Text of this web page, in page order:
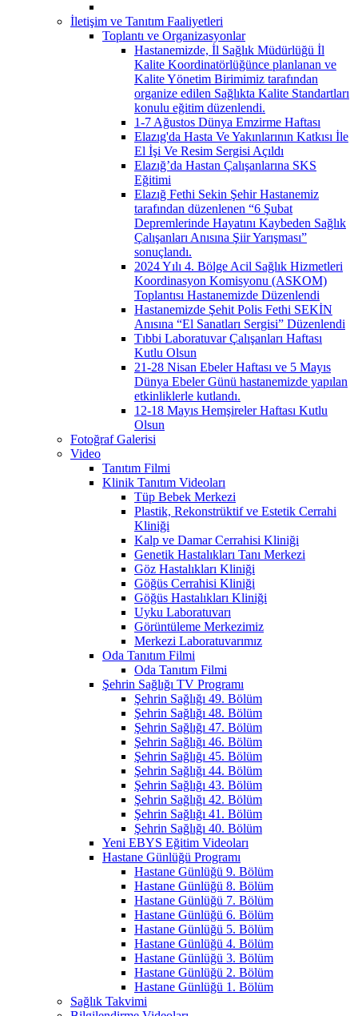
İletişim ve Tanıtım Faaliyetleri
Toplantı ve Organizasyonlar
Hastanemizde, İl Sağlık Müdürlüğü İl
Kalite Koordinatörlüğünce planlanan ve
Kalite Yönetim Birimimiz tarafından
organize edilen Sağlıkta Kalite Standartları
konulu eğitim düzenlendi.
1-7 Ağustos Dünya Emzirme Haftası
Elazıg'da Hasta Ve Yakınlarının Katkısı İle
El İşi Ve Resim Sergisi Açıldı
Elazığ’da Hastan Çalışanlarına SKS
Eğitimi
Elazığ Fethi Sekin Şehir Hastanemiz
tarafından düzenlenen “6 Şubat
Depremlerinde Hayatını Kaybeden Sağlık
Çalışanları Anısına Şiir Yarışması”
sonuçlandı.
2024 Yılı 4. Bölge Acil Sağlık Hizmetleri
Koordinasyon Komisyonu (ASKOM)
Toplantısı Hastanemizde Düzenlendi
Hastanemizde Şehit Polis Fethi SEKİN
Anısına “El Sanatları Sergisi” Düzenlendi
Tıbbi Laboratuvar Çalışanları Haftası
Kutlu Olsun
21-28 Nisan Ebeler Haftası ve 5 Mayıs
Dünya Ebeler Günü hastanemizde yapılan
etkinliklerle kutlandı.
12-18 Mayıs Hemşireler Haftası Kutlu
Olsun
Fotoğraf Galerisi
Video
Tanıtım Filmi
Klinik Tanıtım Videoları
Tüp Bebek Merkezi
Plastik, Rekonstrüktif ve Estetik Cerrahi
Kliniği
Kalp ve Damar Cerrahisi Kliniği
Genetik Hastalıkları Tanı Merkezi
Göz Hastalıkları Kliniği
Göğüs Cerrahisi Kliniği
Göğüs Hastalıkları Kliniği
Uyku Laboratuvarı
Görüntüleme Merkezimiz
Merkezi Laboratuvarımız
Oda Tanıtım Filmi
Oda Tanıtım Filmi
Şehrin Sağlığı TV Programı
Şehrin Sağlığı 49. Bölüm
Şehrin Sağlığı 48. Bölüm
Şehrin Sağlığı 47. Bölüm
Şehrin Sağlığı 46. Bölüm
Şehrin Sağlığı 45. Bölüm
Şehrin Sağlığı 44. Bölüm
Şehrin Sağlığı 43. Bölüm
Şehrin Sağlığı 42. Bölüm
Şehrin Sağlığı 41. Bölüm
Şehrin Sağlığı 40. Bölüm
Yeni EBYS Eğitim Videoları
Hastane Günlüğü Programı
Hastane Günlüğü 9. Bölüm
Hastane Günlüğü 8. Bölüm
Hastane Günlüğü 7. Bölüm
Hastane Günlüğü 6. Bölüm
Hastane Günlüğü 5. Bölüm
Hastane Günlüğü 4. Bölüm
Hastane Günlüğü 3. Bölüm
Hastane Günlüğü 2. Bölüm
Hastane Günlüğü 1. Bölüm
Sağlık Takvimi